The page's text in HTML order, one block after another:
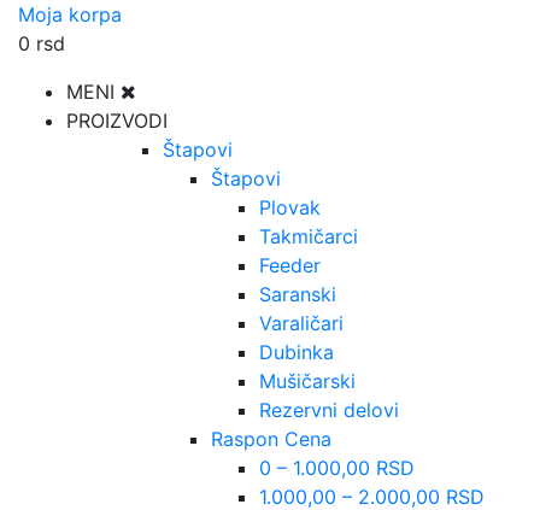
Moja korpa
0 rsd
MENI
PROIZVODI
Štapovi
Štapovi
Plovak
Takmičarci
Feeder
Saranski
Varaličari
Dubinka
Mušičarski
Rezervni delovi
Raspon Cena
0 – 1.000,00 RSD
1.000,00 – 2.000,00 RSD